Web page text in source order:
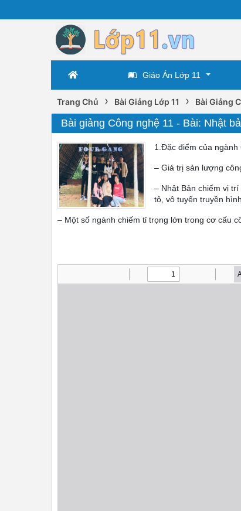
Giáo Án Lớp 11
Trang Chủ › Bài Giảng Lớp 11 › Bài Giảng
Bài giảng Công nghệ 11 - Bài: Nhật
1.Đặc điểm của ngành
– Giá trị sản lượng
– Nhật Bản chiếm vị
tô, vô tuyến truyền
– Một số ngành chiếm tỉ trọng lớn trong cơ cấu